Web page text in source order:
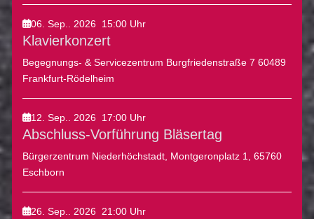
06. Sep.. 2026 15:00 Uhr
Klavierkonzert
Begegnungs- & Servicezentrum Burgfriedenstraße 7 60489
Frankfurt-Rödelheim
12. Sep.. 2026 17:00 Uhr
Abschluss-Vorführung Bläsertag
Bürgerzentrum Niederhöchstadt, Montgeronplatz 1, 65760
Eschborn
26. Sep.. 2026 21:00 Uhr